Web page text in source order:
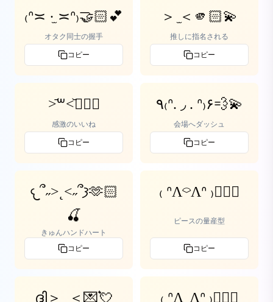
₍ᐢ≍ ·̫ ≍ᐢ₎🤝🏻💕
オタク同士の握手
コピー
＞ ̫＜🫵🏻💫
推しに指名される
コピー
˃᷄꒳˂᷅👍🏻💞
感激のいいね
コピー
‎٩₍ᐢ. ◞ . ᐢ₎۶💨💫
会場へダッシュ
コピー
𐔌՞˶>˛<˶՞𐦯🫶🏻
🍒
きゅんハンドハート
コピー
₍ ᐢΛ⌔Λᐢ ₎✌🏻💕
ピースの量産型
コピー
ദ്ദി＞_＜💌💘 ₍ ᐢΛ ̫ Λᐢ ₎✌🏻💫